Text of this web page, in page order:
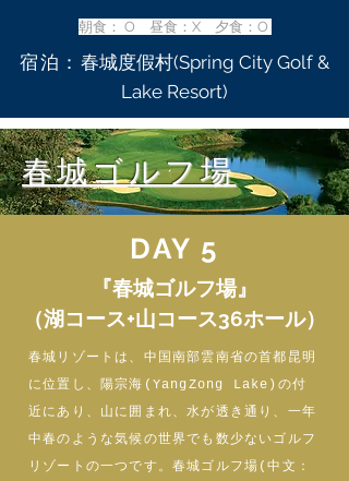
朝食： O 昼食：X 夕食：O
宿泊：春城度假村(Spring City Golf &
Lake Resort)
春城ゴルフ場
DAY 5
『春城ゴルフ場』
（湖コース+山コース36ホール）
春城リゾートは、中国南部雲南省の首都昆明
に位置し、陽宗海(YangZong Lake)の付
近にあり、山に囲まれ、水が透き通り、一年
中春のような気候の世界でも数少ないゴルフ
リゾートの一つです。春城ゴルフ場(中文：